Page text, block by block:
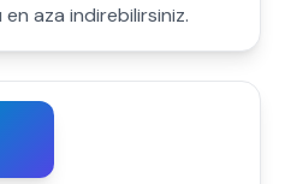
en aza indirebilirsiniz.